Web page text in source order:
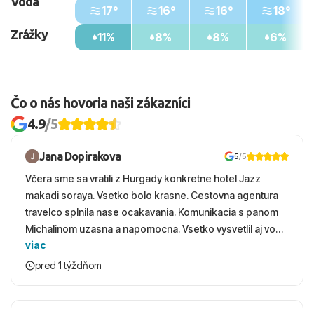
Zrážky
17°
11%
16°
8%
16°
8%
18°
6%
Čo o nás hovoria naši zákazníci
4.9/5
Jana Dopirakova 5/5
Včera sme sa vratili z Hurgady konkretne hotel Jazz
makadi soraya. Vsetko bolo krasne. Cestovna agentura
travelco splnila nase ocakavania. Komunikacia s panom
Michalinom uzasna a napomocna. Vsetko vysvetlil aj vo
vecernych hodinach zaco sa ospravedlnujem. Hotel
krasny, cisty. Sluzby top. Strava, prostredie, more,
viac
pred 1 týždňom